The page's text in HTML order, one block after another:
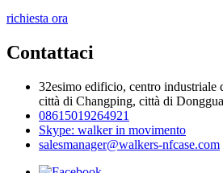
richiesta ora
Contattaci
32esimo edificio, centro
città di Changping, città di
08615019264921
Skype: walker in movimento
salesmanager@walkers-nfcase.com